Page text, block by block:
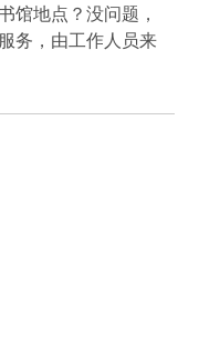
馆地点？没问题，
务，由工作人员来